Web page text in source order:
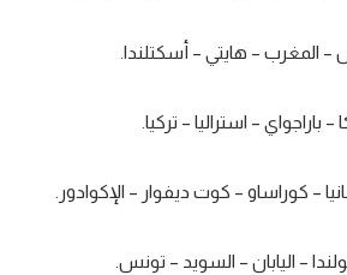
– المغرب – هايتي – أسكتلندا.
باراجواي – استراليا – تركيا.
– كوراساو – كوت ديفوار – الإكوادور.
– اليابان – السويد – تونس.